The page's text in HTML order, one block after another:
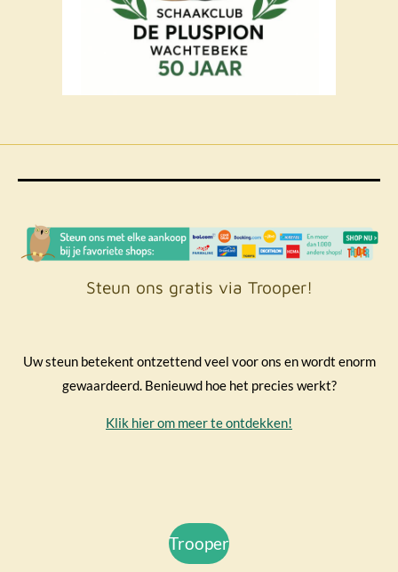
Steun ons gratis via Trooper!
Uw steun betekent ontzettend veel voor ons en wordt enorm
gewaardeerd. Benieuwd hoe het precies werkt?
Klik hier om meer te ontdekken!
Trooper